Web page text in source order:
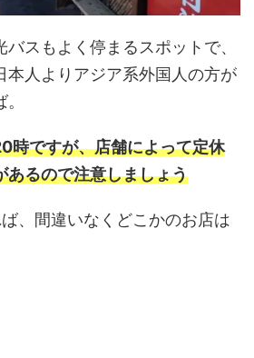
スもよく停まるスポットで、
本人よりアジア系外国人の方が
時ですが、店舗によって定休
あるので注意しましょう
、間違いなくどこかのお店は